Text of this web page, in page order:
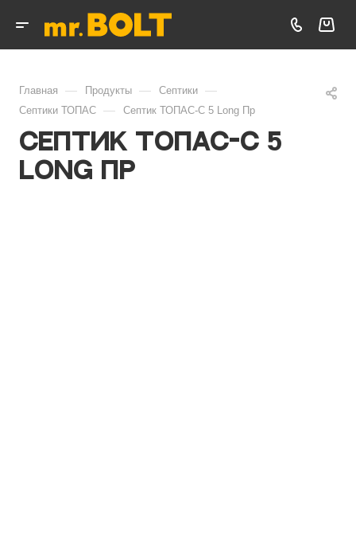
Главная — Продукты — Септики —
Септики ТОПАС — Септик ТОПАС-С 5 Long Пр
Септик ТОПАС-С 5
Long Пр